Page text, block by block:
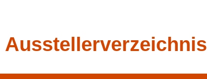
Ausstellerverzeichnis